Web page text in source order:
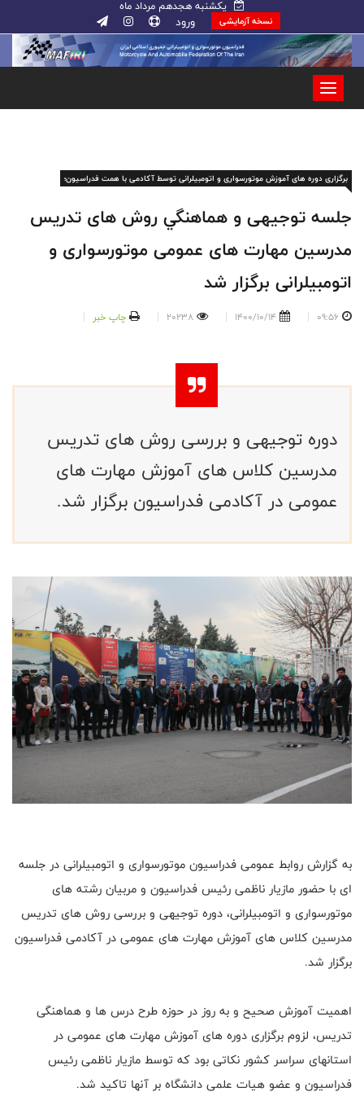
یکشنبه هجدهم مرداد ماه
نسخه آزمایشی ورود
برگزاری دوره های آموزش موتورسواری و اتومبیلرانی توسط آکادمی با همت فدراسیون؛
جلسه توجیهی و هماهنگي روش های تدريس
مدرسین مهارت های عمومی موتورسواری و
اتومبيلرانی برگزار شد
09:56
1400/10/14
20238 چاپ خبر
دوره توجیهی و بررسی روش های تدريس
مدرسین کلاس های آموزش مهارت های
عمومی در آکادمی فدراسیون برگزار شد.
به گزارش روابط عمومی فدراسیون موتورسواری و اتومبیلرانی در جلسه
ای با حضور مازیار ناظمی رئیس فدراسیون و مربيان رشته های
موتورسواری و اتومبيلرانی، دوره توجیهی و بررسی روش های تدريس
مدرسین کلاس های آموزش مهارت های عمومی در آکادمی فدراسیون
برگزار شد.
اهمیت آموزش صحیح و به روز در حوزه طرح درس ها و هماهنگی
تدریس، لزوم برگزاری دوره های آموزش مهارت های عمومی در
استانهای سراسر کشور نکاتی بود که توسط مازیار ناظمی رئیس
فدراسیون و عضو هیات علمی دانشگاه بر آنها تاکید شد.